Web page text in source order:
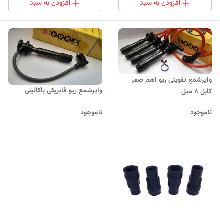
افزودن به سبد افزودن به سبد
وایرشمع تقویتی ریو اهم صفر
کابل 8 میل
ناموجود
وایرشمع ریو فابریکی باکالیتی
ناموجود